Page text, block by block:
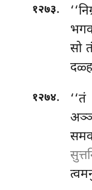
१२७३.
सो
१२७४.